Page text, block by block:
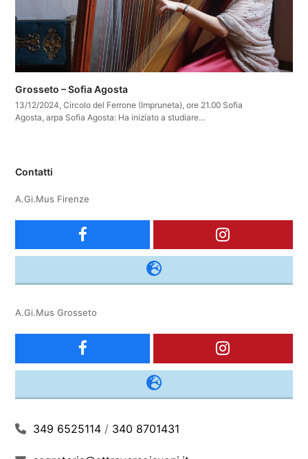
Grosseto – Sofia Agosta
13/12/2024, Circolo del Ferrone (Impruneta), ore 21.00 Sofia
Agosta, arpa Sofia Agosta: Ha iniziato a studiare…
Contatti
A.Gi.Mus Firenze
e
k
A.Gi.Mus Grosseto
e
349 6525114 / 340 8701431